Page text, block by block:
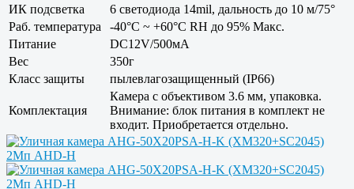
ИК подсветка
6 светодиода 14mil, дальность до 10 м/75°
Раб. температура
-40°С ~ +60°С RH до 95% Макс.
Питание
DC12V/500мА
Вес
350г
Класс защиты
пылевлагозащищенный (IP66)
Комплектация
Камера с объективом 3.6 мм, упаковка.
Внимание: блок питания в комплект не
входит. Приобретается отдельно.